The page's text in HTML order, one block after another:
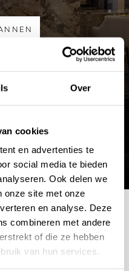
Over
cookies
en advertenties te
social media te bieden
Ook delen we
onze site met onze
en analyse. Deze
combineren met andere
of die ze hebben
van hun services.
op bestelling. Dit
is en niet geruild of
daarom
De levertijd van
van de gekozen
weten over de levertijd?
klantenservice.
gevonden?Of heeft u
kunt u het antwoord
leveren álle producten